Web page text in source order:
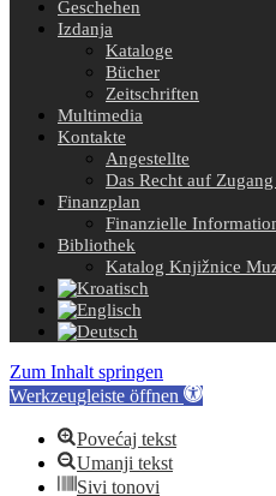
Geschehen
Izdanja
Kataloge
Bücher
Zeitschriften
Multimedia
Kontakte
Angestellte
Das Recht auf
Finanzplan
Finanzielle
Bibliothek
Katalog Knjižnice
Zum Inhalt springen
Werkzeugleiste öffnen
Povećaj tekst
Umanji tekst
Sivi tonovi